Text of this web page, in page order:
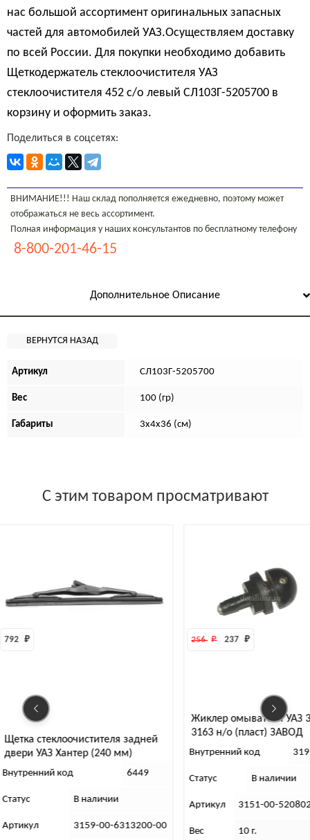
нас большой ассортимент оригинальных запасных
частей для автомобилей УАЗ.Осуществляем доставку
по всей России. Для покупки необходимо добавить
Щеткодержатель стеклоочистителя УАЗ
стеклоочистителя 452 с/о левый СЛ103Г-5205700 в
корзину и оформить заказ.
Поделиться в соцсетях:
ВНИМАНИЕ!!! Наш склад пополняется ежедневно, поэтому может
отображаться не весь ассортимент.
Полная информация у наших консультантов по бесплатному телефону
8-800-201-46-15
Дополнительное Описание
Артикул СЛ103Г-5205700
Вес 100 (гр)
Габариты 3х4х36 (см)
С этим товаром просматривают
Щетка стеклоочистителя задней
двери УАЗ Хантер (240 мм)
792 ₽
Внутренний код 6449
Статус В наличии
Артикул 3159-00-6313200-00
Жиклер омывателя УАЗ
3163 н/о (пласт) ЗАВОД
256 ₽ 237 ₽
Внутренний код
Статус В наличии
Артикул 3151-00-
Вес 10 г.